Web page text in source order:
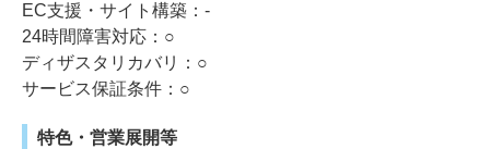
EC支援・サイト構築：-
24時間障害対応：○
ディザスタリカバリ：○
サービス保証条件：○
特色・営業展開等